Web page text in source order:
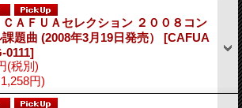
ＡＦＵＡセレクション ２００８コン
題曲 (2008年3月19日発売） [CAFUA
0111]
(税別)
1,258円)